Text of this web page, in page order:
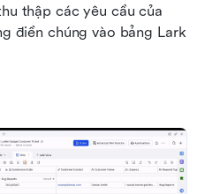
thập các yêu cầu của
điền chúng vào bảng Lark